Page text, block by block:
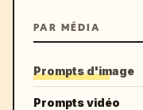
PAR MÉDIA
Prompts d'image
Prompts vidéo